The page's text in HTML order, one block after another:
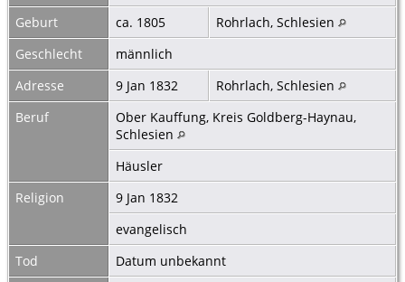
Geburt
ca. 1805
Rohrlach, Schlesien
Geschlecht
männlich
Adresse
9 Jan 1832
Rohrlach, Schlesien
Beruf
Ober Kauffung, Kreis Goldberg-Haynau,
Schlesien
Häusler
Religion
9 Jan 1832
evangelisch
Tod
Datum unbekannt